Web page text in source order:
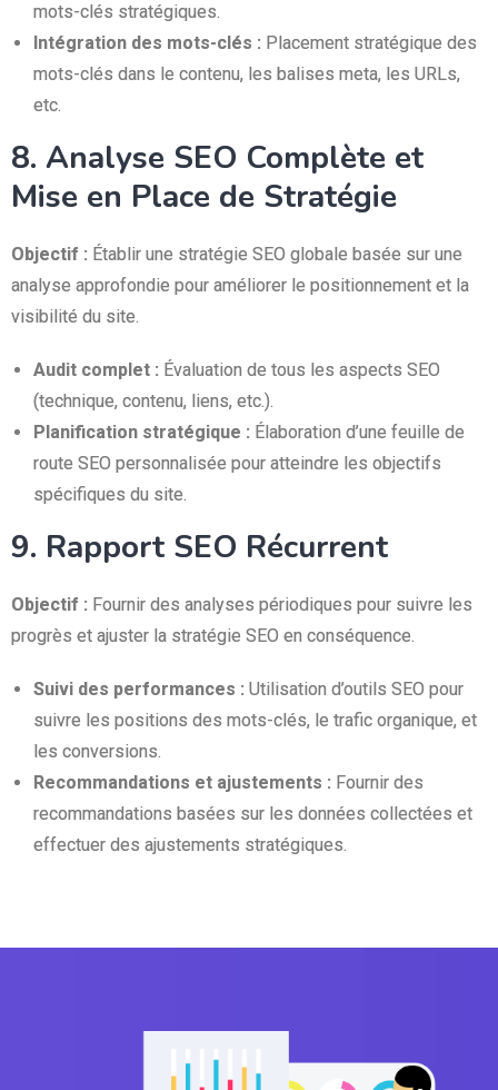
mots-clés stratégiques.
Intégration des mots-clés : Placement stratégique des
mots-clés dans le contenu, les balises meta, les URLs,
etc.
8. Analyse SEO Complète et
Mise en Place de Stratégie
Objectif : Établir une stratégie SEO globale basée sur une
analyse approfondie pour améliorer le positionnement et la
visibilité du site.
Audit complet : Évaluation de tous les aspects SEO
(technique, contenu, liens, etc.).
Planification stratégique : Élaboration d’une feuille de
route SEO personnalisée pour atteindre les objectifs
spécifiques du site.
9. Rapport SEO Récurrent
Objectif : Fournir des analyses périodiques pour suivre les
progrès et ajuster la stratégie SEO en conséquence.
Suivi des performances : Utilisation d’outils SEO pour
suivre les positions des mots-clés, le trafic organique, et
les conversions.
Recommandations et ajustements : Fournir des
recommandations basées sur les données collectées et
effectuer des ajustements stratégiques.